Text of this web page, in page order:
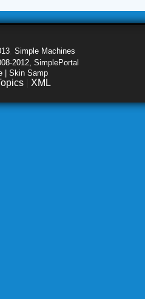
Simple Machines
2012, SimplePortal
| Skin Samp
XML